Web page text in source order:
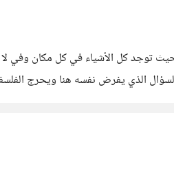
حيث توجد كل الأشياء في كل مكان
الذي يفرض نفسه هنا ويحرج